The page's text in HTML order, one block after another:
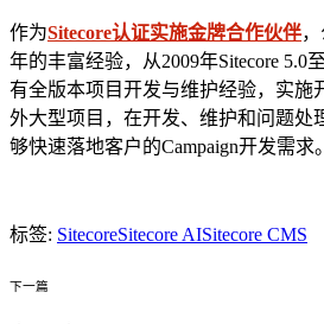
作为Sitecore认证实施金牌合作伙伴
年的丰富经验，从2009年Sitecore 5.0
有全版本项目开发与维护经验，实施
外大型项目，在开发、维护和问题处
够快速落地客户的Campaign开发需求。
标签: SitecoreSitecore AISitecore CMS
下一篇